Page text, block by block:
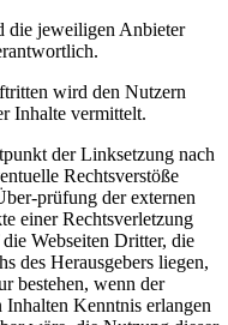
die jeweiligen Anbieter
wird den Nutzern
Inhalte vermittelt.
der Linksetzung nach
Rechtsverstöße
prüfung der externen
einer Rechtsverletzung
Webseiten Dritter, die
des Herausgebers liegen,
bestehen, wenn der
Kenntnis erlangen